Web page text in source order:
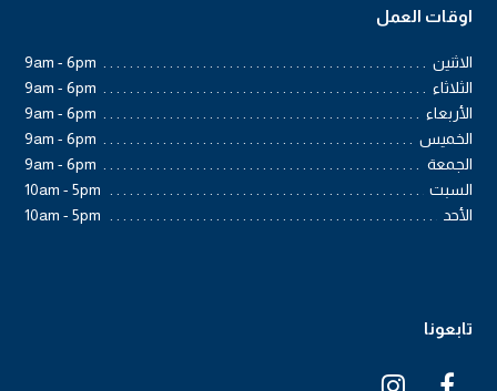
اوقات العمل
الاثنين
9am - 6pm
الثلاثاء
9am - 6pm
الأربعاء
9am - 6pm
الخميس
9am - 6pm
الجمعة
9am - 6pm
السبت
10am - 5pm
الأحد
10am - 5pm
تابعونا